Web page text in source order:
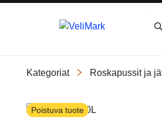
Kategoriat Roskapussit ja
Poistuva tuote
Slide 1 of 2